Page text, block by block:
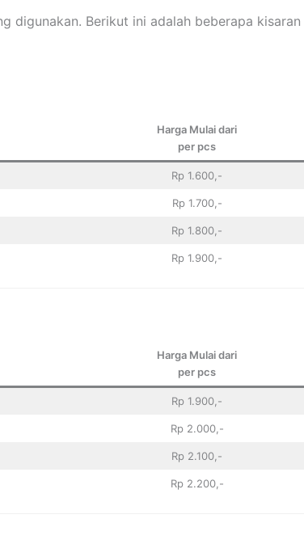
digunakan. Berikut ini adalah beberapa
Harga Mulai dari
per pcs
Rp 1.600,-
Rp 1.700,-
Rp 1.800,-
Rp 1.900,-
Harga Mulai dari
per pcs
Rp 1.900,-
Rp 2.000,-
Rp 2.100,-
Rp 2.200,-